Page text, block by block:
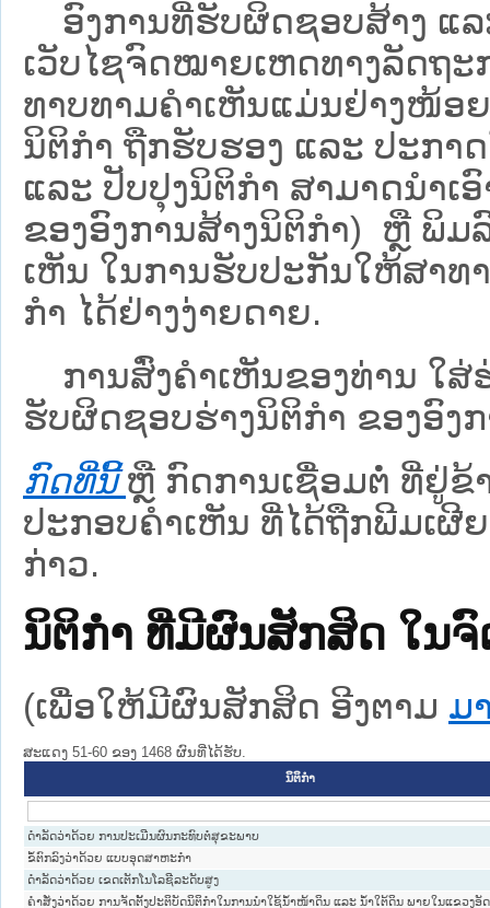
ອົງການທີ່ຮັບຜິດຊອບສ້າງ ແລ
ເວັບ​ໄຊຈົດໝາຍເຫດທາງລັດຖະ
ທາບທາມຄໍາເຫັນແມ່ນຢ່າງໜ້ອ
ນິຕິກໍາ ຖືກຮັບຮອງ ແລະ ປະກາ
ແລະ ປັບປຸງນິຕິກໍາ ສາມາດນຳເ
ຂອງອົງການສ້າງນິຕິກຳ) ຫຼື ພິມ
ເຫັນ ໃນການຮັບປະກັນໃຫ້ສາທ
ກຳ ໄດ້ຢ່າງງ່າຍດາຍ.
ການສົ່ງຄໍາເຫັນຂອງທ່ານ ໃສ່
ຮັບຜິດຊອບຮ່າງນິຕິກຳ ຂອງອົງ
ກົດທີ່ນີ້ ຫຼື ກົດການເຊື່ອມຕໍ່ ທີ່ຢູ່ຂ້
ປະກອບຄຳເຫັນ ທີ່ໄດ້ຖືກພີມເຜີ
ກ່າວ.
ນິຕິກໍາ ທີ່ມີຜົນສັກສິດ ໃນ
(ເພື່ອໃຫ້ມີຜົນສັກສິດ ອີງຕາມ ມ
ສະແດງ 51-60 ຂອງ 1468 ຜົນທີ່ໄດ້ຮັບ.
ນິຕິກໍາ
ດຳລັດວ່າດ້ວຍ ການປະເມີນຜົນກະທົບຕໍ່ສຸຂະພາບ
ຂໍ້ຕົກລົງວ່າດ້ວຍ ແບບອຸດສາຫະກຳ
ດຳລັດວ່າດ້ວຍ ເຂດເຕັກໂນໂລຊີລະດັບສູງ
ຄຳສັ່ງວ່າດ້ວຍ ການຈັດຕັ້ງປະຕິບັດນິຕິກຳໃນການນຳໃຊ້ນ້ຳໜ້າດິນ ແລະ ນ້ຳໃຕ້ດິນ ພາຍໃນແຂວງອັ